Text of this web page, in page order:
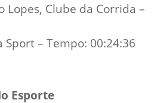
Lopes, Clube da Corrida –
Sport – Tempo: 00:24:36
Esporte